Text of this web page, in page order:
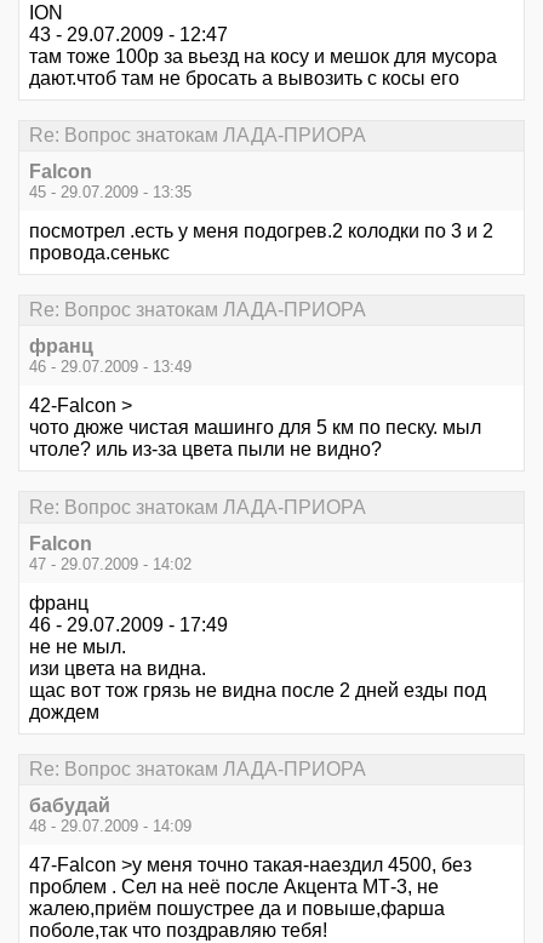
ION
43 - 29.07.2009 - 12:47
там тоже 100р за вьезд на косу и мешок для мусора
дают.чтоб там не бросать а вывозить с косы его
Re: Вопрос знатокам ЛАДА-ПРИОРА
Falcon
45 - 29.07.2009 - 13:35
посмотрел .есть у меня подогрев.2 колодки по 3 и 2
провода.сенькс
Re: Вопрос знатокам ЛАДА-ПРИОРА
франц
46 - 29.07.2009 - 13:49
42-Falcon >
чото дюже чистая машинго для 5 км по песку. мыл
чтоле? иль из-за цвета пыли не видно?
Re: Вопрос знатокам ЛАДА-ПРИОРА
Falcon
47 - 29.07.2009 - 14:02
франц
46 - 29.07.2009 - 17:49
не не мыл.
изи цвета на видна.
щас вот тож грязь не видна после 2 дней езды под
дождем
Re: Вопрос знатокам ЛАДА-ПРИОРА
бабудай
48 - 29.07.2009 - 14:09
47-Falcon >у меня точно такая-наездил 4500, без
проблем . Сел на неё после Акцента МТ-3, не
жалею,приём пошустрее да и повыше,фарша
поболе,так что поздравляю тебя!